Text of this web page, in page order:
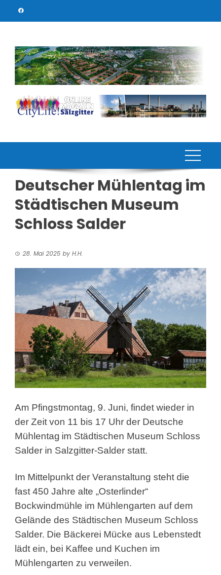
Deutscher Mühlentag im
Städtischen Museum
Schloss Salder
28. Mai 2025 by H.H.
Am Pfingstmontag, 9. Juni, findet wieder in
der Zeit von 11 bis 17 Uhr der Deutsche
Mühlentag im Städtischen Museum Schloss
Salder in Salzgitter-Salder statt.
Im Mittelpunkt der Veranstaltung steht die
fast 450 Jahre alte „Osterlinder“
Bockwindmühle im Mühlengarten auf dem
Gelände des Städtischen Museum Schloss
Salder. Die Bäckerei Mücke aus Lebenstedt
lädt ein, bei Kaffee und Kuchen im
Mühlengarten zu verweilen.